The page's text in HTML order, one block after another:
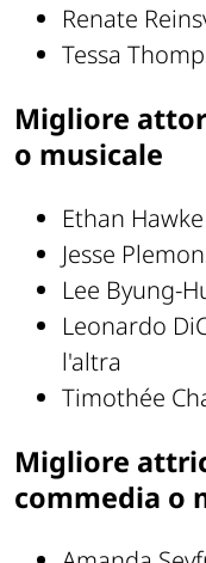
Renate
Tessa
Migliore
o musicale
Ethan
Jesse
Lee Byung-
Leonardo
l'altra
Timothée
Migliore
commedia o